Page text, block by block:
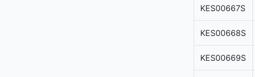
KES00667S
KES00668S
KES00669S